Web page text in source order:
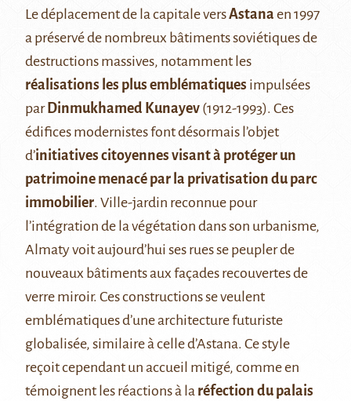
Le déplacement de la capitale versAstana en 1997
a préservé de nombreux bâtiments soviétiques de
destructions massives, notamment les
réalisations les plus emblématiques impulsées
parDinmukhamed Kunayev (1912-1993). Ces
édifices modernistes font désormais l’objet
d’initiatives citoyennes visant à protéger un
patrimoine menacé par la privatisation du parc
immobilier. Ville-jardin reconnue pour
l’intégration de la végétation dans son urbanisme,
Almaty voit aujourd’hui ses rues se peupler de
nouveaux bâtiments aux façades recouvertes de
verre miroir. Ces constructions se veulent
emblématiques d’une architecture futuriste
globalisée, similaire à celle d’Astana. Ce style
reçoit cependant un accueil mitigé, comme en
témoignent les réactions à la réfection du palais